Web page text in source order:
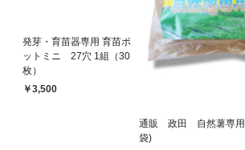
発芽・育苗器専用 育苗ポ
ットミニ 27穴 1組（30
枚）
￥3,500
通販 政田 自然薯専
袋)